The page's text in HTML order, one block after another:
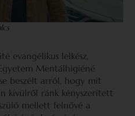
evangélikus lelkész,
Mentálhigiéné
beszélt arról, hogy mit
kívülről ránk kényszerített
mellett felnővé a